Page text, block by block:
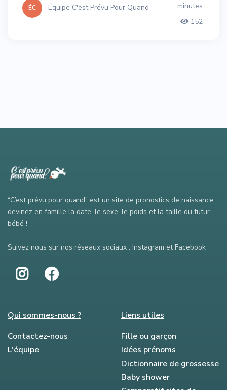
ÉC Équipe C'est Prévu Pour Quand
minutes
152
“C’est prévu pour quand” est un site de pronostics de naissance :
devinez en famille la date, le sexe, le poids et la taille du futur
bébé !
Suivez nous sur nos réseaux sociaux : Instagram et Facebook
Qui sommes-nous ?
Contactez-nous
L'équipe
Liens utiles
Fille ou garçon
Idées prénoms
Dictionnaire de grossesse
Baby shower